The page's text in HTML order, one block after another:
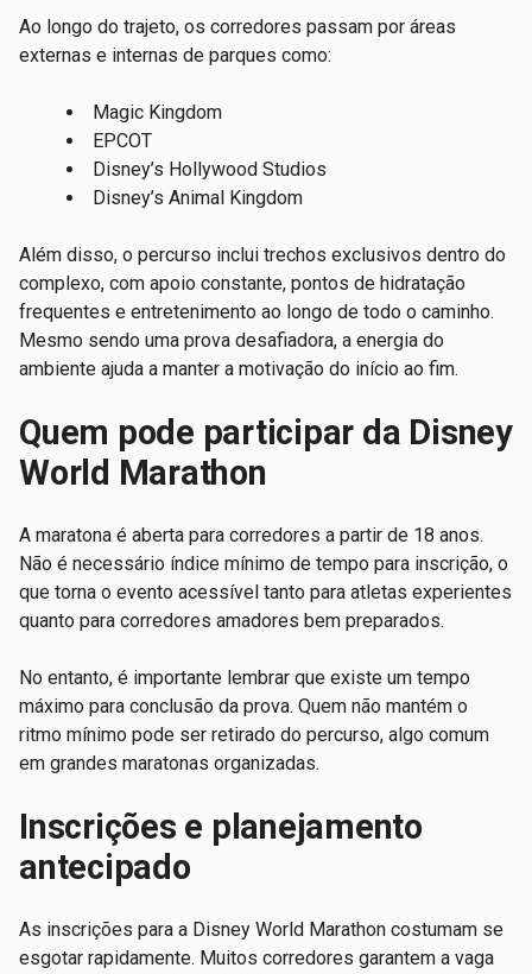
Ao longo do trajeto, os corredores passam por áreas
externas e internas de parques como:
Magic Kingdom
EPCOT
Disney’s Hollywood Studios
Disney’s Animal Kingdom
Além disso, o percurso inclui trechos exclusivos dentro do
complexo, com apoio constante, pontos de hidratação
frequentes e entretenimento ao longo de todo o caminho.
Mesmo sendo uma prova desafiadora, a energia do
ambiente ajuda a manter a motivação do início ao fim.
Quem pode participar da Disney
World Marathon
A maratona é aberta para corredores a partir de 18 anos.
Não é necessário índice mínimo de tempo para inscrição, o
que torna o evento acessível tanto para atletas experientes
quanto para corredores amadores bem preparados.
No entanto, é importante lembrar que existe um tempo
máximo para conclusão da prova. Quem não mantém o
ritmo mínimo pode ser retirado do percurso, algo comum
em grandes maratonas organizadas.
Inscrições e planejamento
antecipado
As inscrições para a Disney World Marathon costumam se
esgotar rapidamente. Muitos corredores garantem a vaga